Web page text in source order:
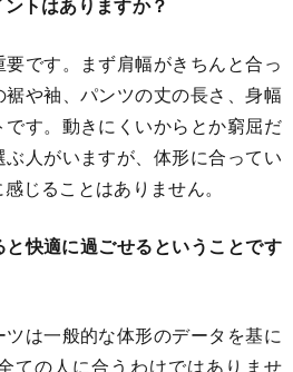
です。まず肩幅がきちんと合っ
や袖、パンツの丈の長さ、身幅
す。動きにくいからとか窮屈だ
人がいますが、体形に合ってい
じることはありません。
快適に過ごせるということです
は一般的な体形のデータを基に
ての人に合うわけではありませ